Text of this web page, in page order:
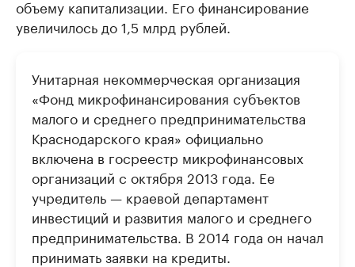
объему капитализации. Его финансирование
увеличилось до 1,5 млрд рублей.
Унитарная некоммерческая организация
«Фонд микрофинансирования субъектов
малого и среднего предпринимательства
Краснодарского края» официально
включена в госреестр микрофинансовых
организаций с октября 2013 года. Ее
учредитель — краевой департамент
инвестиций и развития малого и среднего
предпринимательства. В 2014 года он начал
принимать заявки на кредиты.